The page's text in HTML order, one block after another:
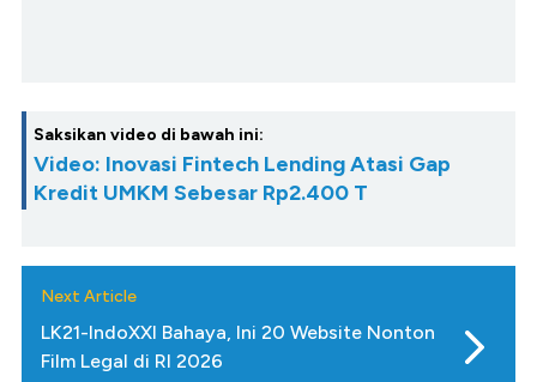
Saksikan video di bawah ini:
Video: Inovasi Fintech Lending Atasi Gap
Kredit UMKM Sebesar Rp2.400 T
Next Article
LK21-IndoXXI Bahaya, Ini 20 Website Nonton
Film Legal di RI 2026